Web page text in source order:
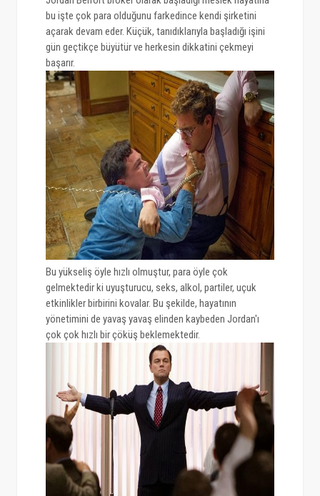
bu işte çok para olduğunu farkedince kendi şirketini
açarak devam eder. Küçük, tanıdıklarıyla başladığı işini
gün geçtikçe büyütür ve herkesin dikkatini çekmeyi
başarır.
Bu yükseliş öyle hızlı olmuştur, para öyle çok
gelmektedir ki uyuşturucu, seks, alkol, partiler, uçuk
etkinlikler birbirini kovalar. Bu şekilde, hayatının
yönetimini de yavaş yavaş elinden kaybeden Jordan'ı
çok çok hızlı bir çöküş beklemektedir.